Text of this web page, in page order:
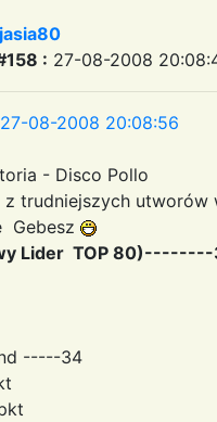
: 27-08-2008
08-2008 20:08:56
- Disco Pollo
z trudniejszych
Gebesz
Lider TOP
-----34